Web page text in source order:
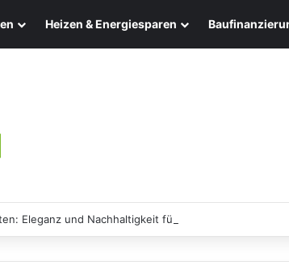
Heizen & Energiesparen
Eleganz und Nachhaltigkeit für Ihr Zuhause